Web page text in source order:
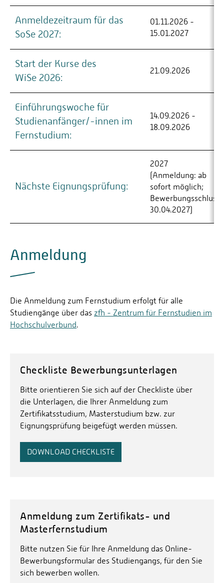
Anmeldezeitraum für das
SoSe 2027:
01.11.2026 -
15.01.2027
Start der Kurse des
WiSe 2026:
21.09.2026
Einführungswoche für
Studienanfänger/-innen im
Fernstudium:
14.09.2026 -
18.09.2026
Nächste Eignungsprüfung:
2027
(Anmeldung: ab
sofort möglich;
Bewerbungsschluss:
30.04.2027)
Anmeldung
Die Anmeldung zum Fernstudium erfolgt für alle
Studiengänge über das zfh - Zentrum für Fernstudien im
Hochschulverbund.
Checkliste Bewerbungsunterlagen
Bitte orientieren Sie sich auf der Checkliste über
die Unterlagen, die Ihrer Anmeldung zum
Zertifikatsstudium, Masterstudium bzw. zur
Eignungsprüfung beigefügt werden müssen.
DOWNLOAD CHECKLISTE
Anmeldung zum Zertifikats- und
Masterfernstudium
Bitte nutzen Sie für Ihre Anmeldung das Online-
Bewerbungsformular des Studiengangs, für den Sie
sich bewerben wollen.